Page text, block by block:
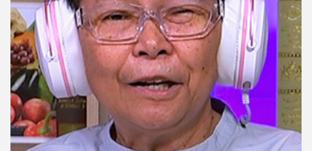
ย์
ลิ
สต์
ของ
คุณ
เพลง